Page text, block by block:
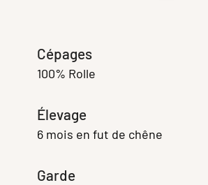
Cépages
100% Rolle
Élevage
6 mois en fut de chêne
Garde